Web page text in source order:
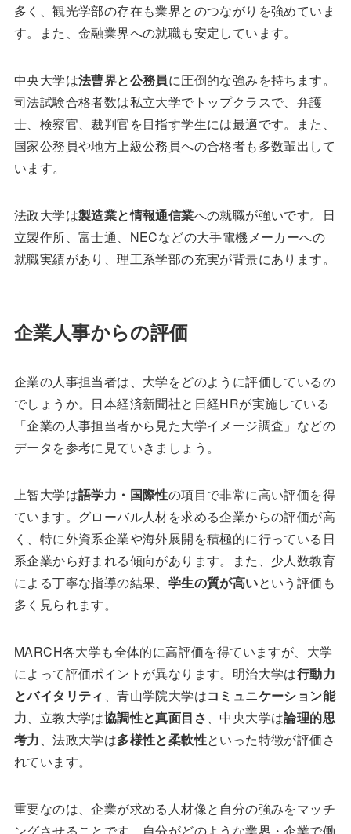
多く、観光学部の存在も業界とのつながりを強めていま
す。また、金融業界への就職も安定しています。
中央大学は法曹界と公務員に圧倒的な強みを持ちます。
司法試験合格者数は私立大学でトップクラスで、弁護
士、検察官、裁判官を目指す学生には最適です。また、
国家公務員や地方上級公務員への合格者も多数輩出して
います。
法政大学は製造業と情報通信業への就職が強いです。日
立製作所、富士通、NECなどの大手電機メーカーへの
就職実績があり、理工系学部の充実が背景にあります。
企業人事からの評価
企業の人事担当者は、大学をどのように評価しているの
でしょうか。日本経済新聞社と日経HRが実施している
「企業の人事担当者から見た大学イメージ調査」などの
データを参考に見ていきましょう。
上智大学は語学力・国際性の項目で非常に高い評価を得
ています。グローバル人材を求める企業からの評価が高
く、特に外資系企業や海外展開を積極的に行っている日
系企業から好まれる傾向があります。また、少人数教育
による丁寧な指導の結果、 学生の質が高いという評価も
多く見られます。
MARCH各大学も全体的に高評価を得ていますが、大学
によって評価ポイントが異なります。明治大学は行動力
とバイタリティ 、青山学院大学はコミュニケーション能
力、立教大学は協調性と真面目さ、中央大学は論理的思
考力、法政大学は多様性と柔軟性といった特徴が評価さ
れています。
重要なのは、企業が求める人材像と自分の強みをマッチ